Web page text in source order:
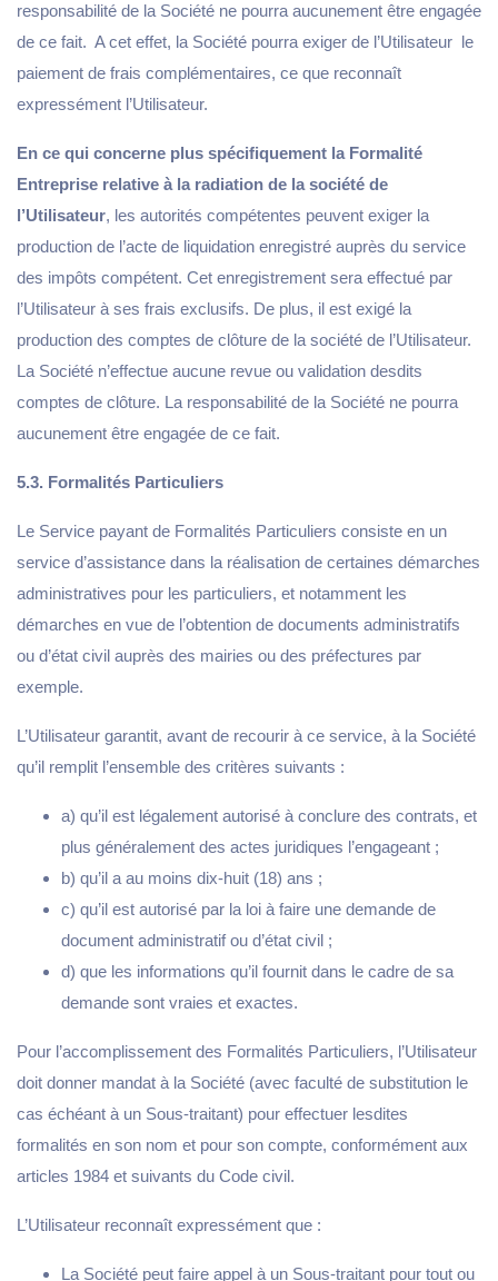
responsabilité de la Société ne pourra aucunement être engagée
de ce fait. A cet effet, la Société pourra exiger de l’Utilisateur le
paiement de frais complémentaires, ce que reconnaît
expressément l’Utilisateur.
En ce qui concerne plus spécifiquement la Formalité
Entreprise relative à la radiation de la société de
l’Utilisateur, les autorités compétentes peuvent exiger la
production de l’acte de liquidation enregistré auprès du service
des impôts compétent. Cet enregistrement sera effectué par
l’Utilisateur à ses frais exclusifs. De plus, il est exigé la
production des comptes de clôture de la société de l’Utilisateur.
La Société n’effectue aucune revue ou validation desdits
comptes de clôture. La responsabilité de la Société ne pourra
aucunement être engagée de ce fait.
5.3. Formalités Particuliers
Le Service payant de Formalités Particuliers consiste en un
service d’assistance dans la réalisation de certaines démarches
administratives pour les particuliers, et notamment les
démarches en vue de l’obtention de documents administratifs
ou d’état civil auprès des mairies ou des préfectures par
exemple.
L’Utilisateur garantit, avant de recourir à ce service, à la Société
qu’il remplit l’ensemble des critères suivants :
a) qu’il est légalement autorisé à conclure des contrats, et
plus généralement des actes juridiques l’engageant ;
b) qu’il a au moins dix-huit (18) ans ;
c) qu’il est autorisé par la loi à faire une demande de
document administratif ou d’état civil ;
d) que les informations qu’il fournit dans le cadre de sa
demande sont vraies et exactes.
Pour l’accomplissement des Formalités Particuliers, l’Utilisateur
doit donner mandat à la Société (avec faculté de substitution le
cas échéant à un Sous-traitant) pour effectuer lesdites
formalités en son nom et pour son compte, conformément aux
articles 1984 et suivants du Code civil.
L’Utilisateur reconnaît expressément que :
La Société peut faire appel à un Sous-traitant pour tout ou